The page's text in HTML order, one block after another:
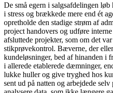
De små egern i salgsafdelingen
i stress og brækkede mere end ét
opretholde den stadige strøm af
project handovers og udføre
afsluttede projekter, som om det
stikprøvekontrol. Bæverne, der
kundeløsninger, bed af hinanden i
i allerede etablerede dæmninger,
lukke huller og give tryghed hos
sent ud på natten og arbejdede